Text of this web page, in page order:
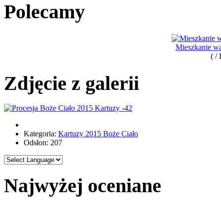
Polecamy
Mieszkanie
( /
Zdjęcie z galerii
Kategoria: Kartuzy 2015 Boże Ciało
Odsłon: 207
Najwyżej oceniane